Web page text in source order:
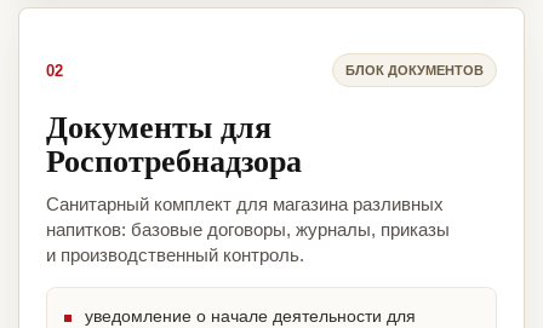
02 БЛОК ДОКУМЕНТОВ
Документы для
Роспотребнадзора
Санитарный комплект для магазина разливных
напитков: базовые договоры, журналы, приказы
и производственный контроль.
уведомление о начале деятельности для